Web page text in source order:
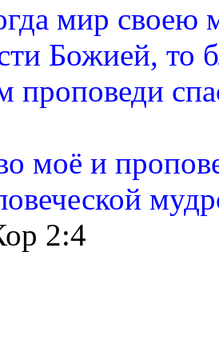
мир своею
Божией, то
проповеди
моё и
2:4